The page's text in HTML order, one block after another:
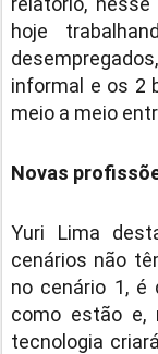
hoje
informal e os 2
meio a meio
Novas
Yuri Lima
cenários não
no cenário 1, é
como estão e,
tecnologia